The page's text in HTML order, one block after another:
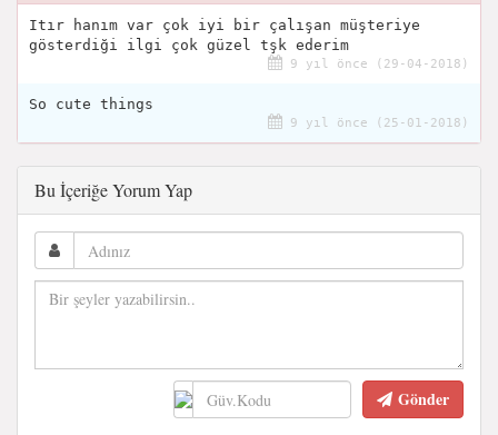
Itır hanım var çok iyi bir çalışan müşteriye
gösterdiği ilgi çok güzel tşk ederim
9 yıl önce (29-04-2018)
So cute things
9 yıl önce (25-01-2018)
Bu İçeriğe Yorum Yap
Gönder